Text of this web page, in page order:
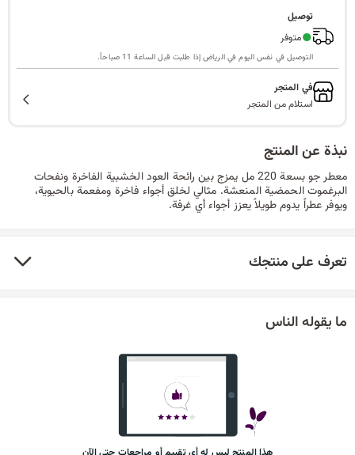
ا توصيل
●متوفر
التوصيل في نفس اليوم في الرياض إذا طلبت قبل الساعة 11 صباحاً.
في المتجر
استلام من المتجر
نبذة عن المنتج
معطر جو بسعة 220 مل يمزج بين رائحة العود الخشبية الفاخرة ونفحات
البرغموت الحمضية المنعشة. مثالي لخلق أجواء فاخرة ومفعمة بالحيوية،
ويوفر عطراً يدوم طويلاً يعزز أجواء أي غرفة.
تعرف على منتجك
ما يقوله الناس